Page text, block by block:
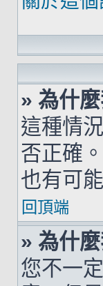
» 為什
這種情
否正確
也有可
回頂端
» 為什
您不一